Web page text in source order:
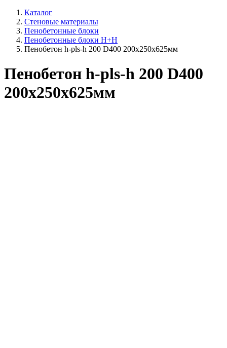
Каталог
Стеновые материалы
Пенобетонные блоки
Пенобетонные блоки H+H
Пенобетон h-pls-h 200 D400 200х250х625мм
Пенобетон h-pls-h 200 D400
200х250х625мм